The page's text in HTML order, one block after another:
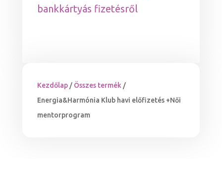
bankkártyás fizetésről
Kezdőlap/ Összes termék /
Energia&Harmónia Klub havi előfizetés +Női
mentorprogram